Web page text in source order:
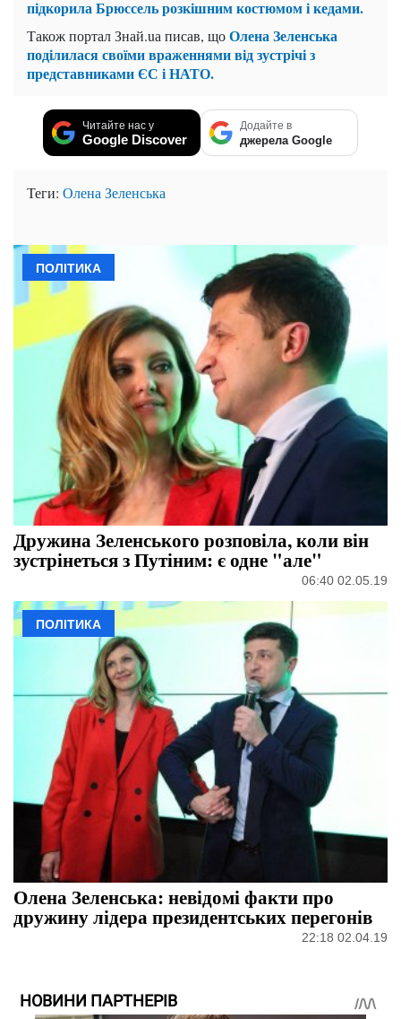
підкорила Брюссель розкішним костюмом і кедами.
Також портал Знай.uа писав, щоОлена Зеленська
поділилася своїми враженнями від зустрічі з
представниками ЄС і НАТО.
Читайте нас у
Google Discover
Додайте в
джерела Google
Теги: Олена Зеленська
ПОЛІТИКА
Дружина Зеленського розповіла, коли він
зустрінеться з Путіним: є одне "але"
06:40 02.05.19
ПОЛІТИКА
Олена Зеленська: невідомі факти про
дружину лідера президентських перегонів
22:18 02.04.19
НОВИНИ ПАРТНЕРІВ